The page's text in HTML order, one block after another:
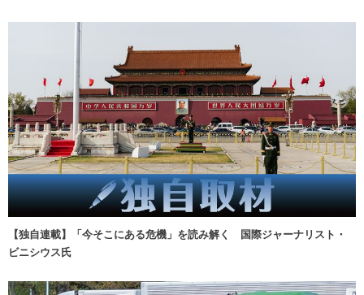
【独自連載】「今そこにある危機」を読み解く 国際ジャーナリスト・
ビニシウス氏